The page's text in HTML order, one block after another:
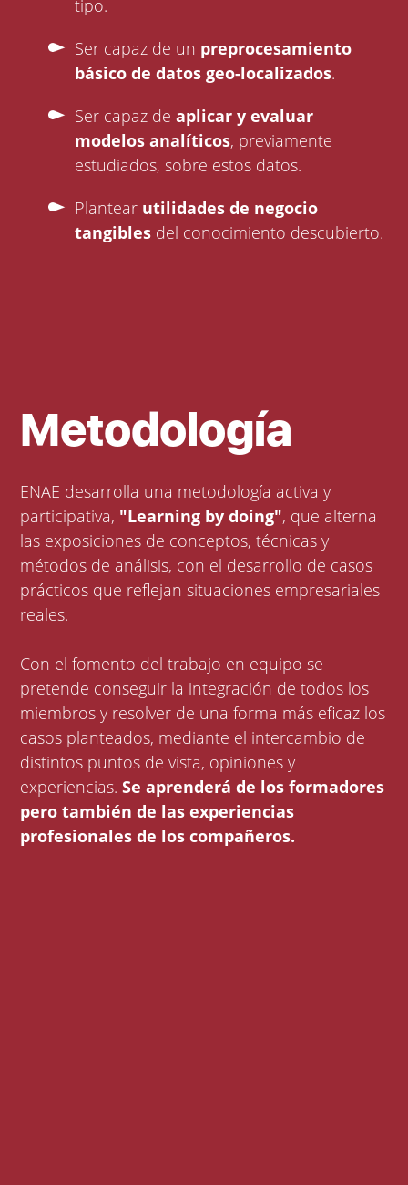
tipo.
Ser capaz de un preprocesamiento
básico de datos geo-localizados.
Ser capaz deaplicar y evaluar
modelos analíticos, previamente
estudiados, sobre estos datos.
Plantear utilidades de negocio
tangibles del conocimiento descubierto.
Metodología
ENAE desarrolla una metodología activa y
participativa, "Learning by doing", que alterna
las exposiciones de conceptos, técnicas y
métodos de análisis, con el desarrollo de casos
prácticos que reflejan situaciones empresariales
reales.
Con el fomento del trabajo en equipo se
pretende conseguir la integración de todos los
miembros y resolver de una forma más eficaz los
casos planteados, mediante el intercambio de
distintos puntos de vista, opiniones y
experiencias.Se aprenderá de los formadores
pero también de las experiencias
profesionales de los compañeros.